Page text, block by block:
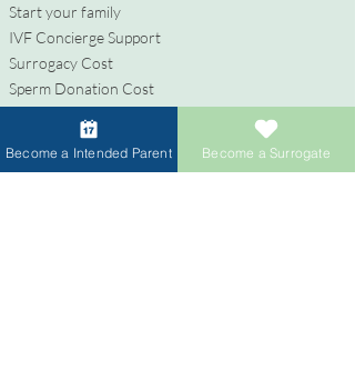
Start your family
IVF Concierge Support
Surrogacy Cost
Sperm Donation Cost
Surrogacy for Gay Couples
HIV and Surrogacy​
Become a Intended Parent Become a Surrogate